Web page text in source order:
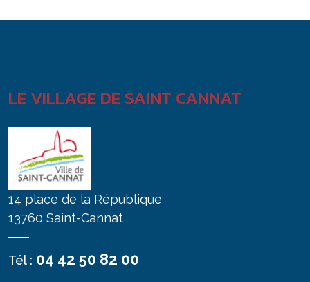
LE VILLAGE DE SAINT CANNAT
14 place de la République
13760 Saint-Cannat
Tél : 04 42 50 82 00